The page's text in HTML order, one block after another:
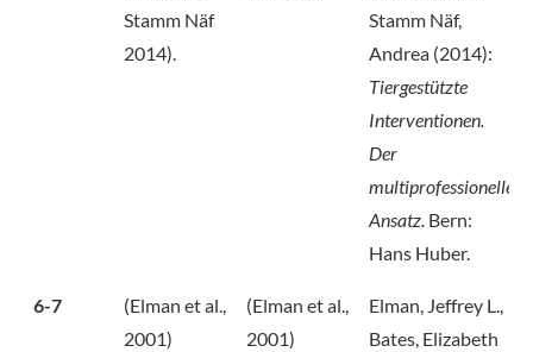
Stamm Näf
2014).
Stamm Näf,
Andrea (2014):
Tiergestützte
Interventionen.
Der
multiprofessionelle
Ansatz. Bern:
Hans Huber.
6-7
(Elman et al.,
2001)
(Elman et al.,
2001)
Elman, Jeffrey L.,
Bates, Elizabeth